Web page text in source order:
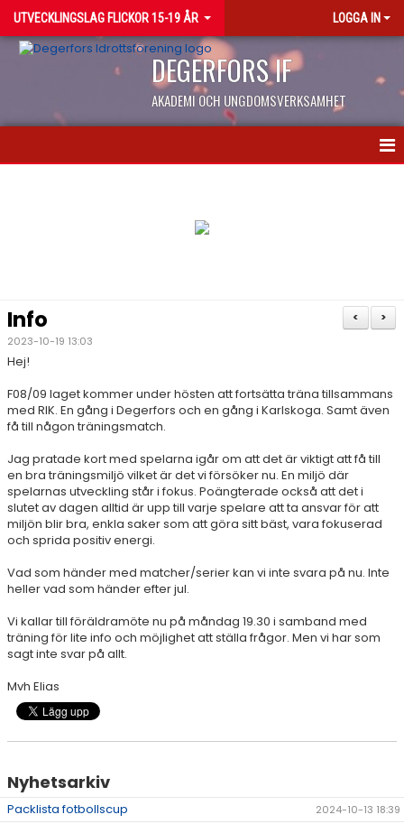
UTVECKLINGSLAG FLICKOR 15-19 ÅR LOGGA IN
DEGERFORS IF
AKADEMI OCH UNGDOMSVERKSAMHET
TRUPPEN
DOKUMENT
KONTAKT
>
<
Info
2023-10-19 13:03
Hej!
F08/09 laget kommer under hösten att fortsätta träna tillsammans
med RIK. En gång i Degerfors och en gång i Karlskoga. Samt även
få till någon träningsmatch.
Jag pratade kort med spelarna igår om att det är viktigt att få till
en bra träningsmiljö vilket är det vi försöker nu. En miljö där
spelarnas utveckling står i fokus. Poängterade också att det i
slutet av dagen alltid är upp till varje spelare att ta ansvar för att
miljön blir bra, enkla saker som att göra sitt bäst, vara fokuserad
och sprida positiv energi.
Vad som händer med matcher/serier kan vi inte svara på nu. Inte
heller vad som händer efter jul.
Vi kallar till föräldramöte nu på måndag 19.30 i samband med
träning för lite info och möjlighet att ställa frågor. Men vi har som
sagt inte svar på allt.
Mvh Elias
Nyhetsarkiv
Packlista fotbollscup 2024-10-13 18:39